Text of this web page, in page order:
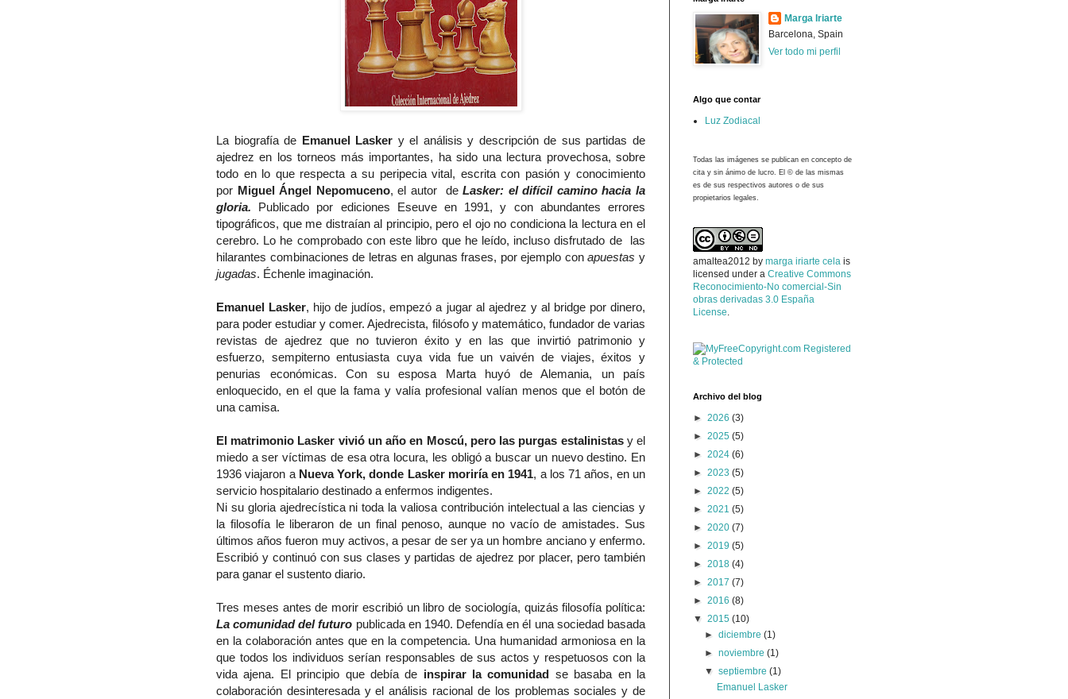
La biografía de Emanuel Lasker y el análisis y descripción de sus partidas de
ajedrez en los torneos más importantes, ha sido una lectura provechosa, sobre
todo en lo que respecta a su peripecia vital, escrita con pasión y conocimiento
por Miguel Ángel Nepomuceno, el autor deLasker: el difícil camino hacia la
gloria. Publicado por ediciones Eseuve en 1991, y con abundantes errores
tipográficos, que me distraían al principio, pero el ojo no condiciona la lectura en el
cerebro. Lo he comprobado con este libro que he leído, incluso disfrutado de las
hilarantes combinaciones de letras en algunas frases, por ejemplo conapuestas y
jugadas. Échenle imaginación.
Emanuel Lasker, hijo de judíos, empezó a jugar al ajedrez y al bridge por dinero,
para poder estudiar y comer. Ajedrecista, filósofo y matemático, fundador de varias
revistas de ajedrez que no tuvieron éxito y en las que invirtió patrimonio y
esfuerzo, sempiterno entusiasta cuya vida fue un vaivén de viajes, éxitos y
penurias económicas. Con su esposa Marta huyó de Alemania, un país
enloquecido, en el que la fama y valía profesional valían menos que el botón de
una camisa.
El matrimonio Lasker vivió un año en Moscú, pero las purgas estalinistasy el
miedo a ser víctimas de esa otra locura, les obligó a buscar un nuevo destino. En
1936 viajaron a Nueva York, donde Lasker moriría en 1941, a los 71 años, en un
servicio hospitalario destinado a enfermos indigentes.
Ni su gloria ajedrecística ni toda la valiosa contribución intelectual a las ciencias y
la filosofía le liberaron de un final penoso, aunque no vacío de amistades. Sus
últimos años fueron muy activos, a pesar de ser ya un hombre anciano y enfermo.
Escribió y continuó con sus clases y partidas de ajedrez por placer, pero también
para ganar el sustento diario.
Tres meses antes de morir escribió un libro de sociología, quizás filosofía política:
La comunidad del futuro publicada en 1940. Defendía en él una sociedad basada
en la colaboración antes que en la competencia. Una humanidad armoniosa en la
que todos los individuos serían responsables de sus actos y respetuosos con la
vida ajena. El principio que debía de inspirar la comunidad se basaba en la
colaboración desinteresada y el análisis racional de los problemas sociales y de
Marga Iriarte
Barcelona, Spain
Ver todo mi perfil
Algo que contar
Luz Zodiacal
Todas las imágenes se publican en concepto de
cita y sin ánimo de lucro. El © de las mismas
es de sus respectivos autores o de sus
propietarios legales.
amaltea2012 by marga iriarte cela is
licensed under a Creative Commons
Reconocimiento-No comercial-Sin
obras derivadas 3.0 España
License.
Archivo del blog
► 2026 (3)
► 2025 (5)
► 2024 (6)
► 2023 (5)
► 2022 (5)
► 2021 (5)
► 2020 (7)
► 2019 (5)
► 2018 (4)
► 2017 (7)
► 2016 (8)
▼ 2015 (10)
►diciembre(1)
►noviembre(1)
▼septiembre(1)
Emanuel Lasker